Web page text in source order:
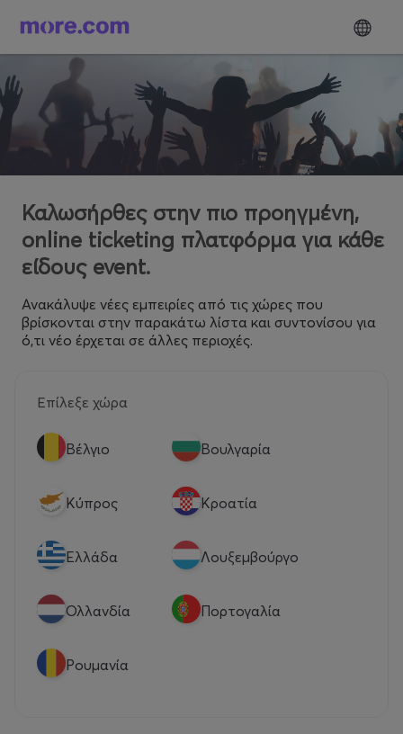
Καλωσήρθες στην πιο προηγμένη,
online ticketing πλατφόρμα για κάθε
είδους event.
Ανακάλυψε νέες εμπειρίες από τις χώρες που
βρίσκονται στην παρακάτω λίστα και συντονίσου για
ό,τι νέο έρχεται σε άλλες περιοχές.
Επίλεξε χώρα
Βέλγιο Βουλγαρία
Κύπρος Κροατία
Eλλάδα Λουξεμβούργο
Ολλανδία Πορτογαλία
Ρουμανία